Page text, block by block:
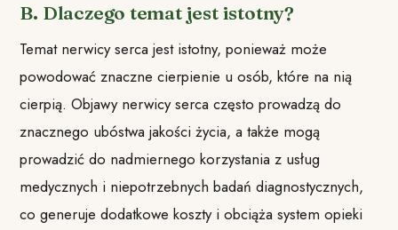
B. Dlaczego temat jest istotny?
Temat nerwicy serca jest istotny, ponieważ może
powodować znaczne cierpienie u osób, które na nią
cierpią. Objawy nerwicy serca często prowadzą do
znacznego ubóstwa jakości życia, a także mogą
prowadzić do nadmiernego korzystania z usług
medycznych i niepotrzebnych badań diagnostycznych,
co generuje dodatkowe koszty i obciąża system opieki